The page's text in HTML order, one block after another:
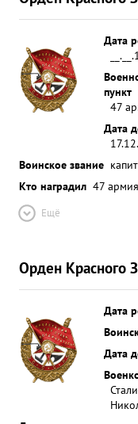
Дата
пункт
47
Дата
Воинское звание
Кто наградил 47 армия
Ещё
Орден Красного
Дата
Дата